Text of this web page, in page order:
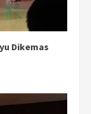
Dikemas